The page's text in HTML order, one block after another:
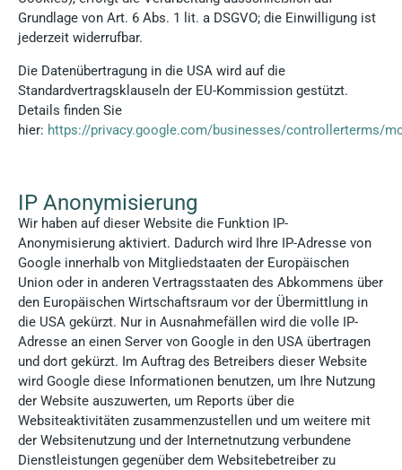
Grundlage von Art. 6 Abs. 1 lit. a DSGVO; die Einwilligung ist
jederzeit widerrufbar.
Die Datenübertragung in die USA wird auf die
Standardvertragsklauseln der EU-Kommission gestützt.
Details finden Sie
hier: https://privacy.google.com/businesses/controllerterms/
IP Anonymisierung
Wir haben auf dieser Website die Funktion IP-
Anonymisierung aktiviert. Dadurch wird Ihre IP-Adresse von
Google innerhalb von Mitgliedstaaten der Europäischen
Union oder in anderen Vertragsstaaten des Abkommens über
den Europäischen Wirtschaftsraum vor der Übermittlung in
die USA gekürzt. Nur in Ausnahmefällen wird die volle IP-
Adresse an einen Server von Google in den USA übertragen
und dort gekürzt. Im Auftrag des Betreibers dieser Website
wird Google diese Informationen benutzen, um Ihre Nutzung
der Website auszuwerten, um Reports über die
Websiteaktivitäten zusammenzustellen und um weitere mit
der Websitenutzung und der Internetnutzung verbundene
Dienstleistungen gegenüber dem Websitebetreiber zu